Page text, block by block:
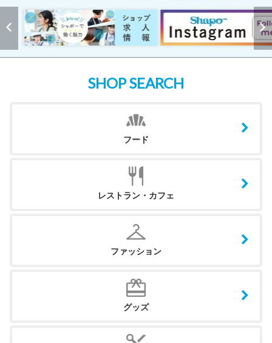
SHOP SEARCH
フード
レストラン・カフェ
ファッション
グッズ